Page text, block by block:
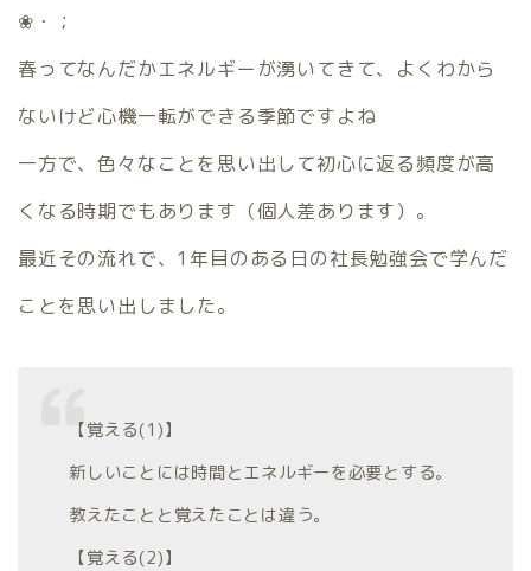
❀・；
春ってなんだかエネルギーが湧いてきて、よくわから
ないけど心機一転ができる季節ですよね
一方で、色々なことを思い出して初心に返る頻度が高
くなる時期でもあります（個人差あります）。
最近その流れで、1年目のある日の社長勉強会で学んだ
ことを思い出しました。
【覚える(1)】
新しいことには時間とエネルギーを必要とする。
教えたことと覚えたことは違う。
【覚える(2)】